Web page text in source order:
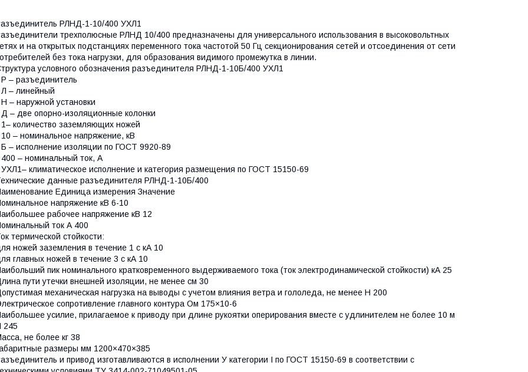
РЛНД-1-10/400 УХЛ1
трехполюсные РЛНД 10/400 предназначены для универсального использования в высоковольтных
и на открытых подстанциях переменного тока частотой 50 Гц секционирования сетей и отсоединения от сети
без тока нагрузки, для образования видимого промежутка в линии.
условного обозначения разъединителя РЛНД-1-10Б/400 УХЛ1
Р – разъединитель
Л – линейный
Н – наружной установки
Д – две опорно-изоляционные колонки
1– количество заземляющих ножей
10 – номинальное напряжение, кВ
Б – исполнение изоляции по ГОСТ 9920-89
400 – номинальный ток, А
УХЛ1– климатическое исполнение и категория размещения по ГОСТ 15150-69
данные разъединителя РЛНД-1-10Б/400
Единица измерения Значение
напряжение кВ 6-10
рабочее напряжение кВ 12
ток А 400
термической стойкости:
ножей заземления в течение 1 с кА 10
главных ножей в течение 3 с кА 10
пик номинального кратковременного выдерживаемого тока (ток электродинамической стойкости) кА 25
пути утечки внешней изоляции, не менее см 30
механическая нагрузка на выводы с учетом влияния ветра и гололеда, не менее Н 200
сопротивление главного контура Ом 175×10-6
усилие, прилагаемое к приводу при длине рукоятки оперирования вместе с удлинителем не более 10 м
245
не более кг 38
размеры мм 1200×470×385
и привод изготавливаются в исполнении У категории I по ГОСТ 15150-69 в соответствии с